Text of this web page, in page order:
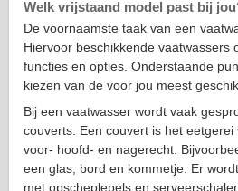
Welk vrijstaand model past bij
De voornaamste taak van een
Hiervoor beschikkende vaatwassers
functies en opties. Onderstaande
kiezen van de voor jou meest
Bij een vaatwasser wordt vaak
couverts. Een couvert is het
voor- hoofd- en nagerecht.
een glas, bord en kommetje. Er
met opscheplepels en